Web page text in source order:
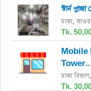
স্টার্ন
ঢাকা,
Tk.
Mobile
Tower..
ঢাকা বিভাগ
Tk.